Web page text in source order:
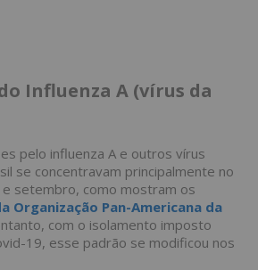
Influenza A (vírus da
pelo influenza A e outros vírus
se concentravam principalmente no
setembro, como mostram os
Organização Pan-Americana da
com o isolamento imposto
19, esse padrão se modificou nos